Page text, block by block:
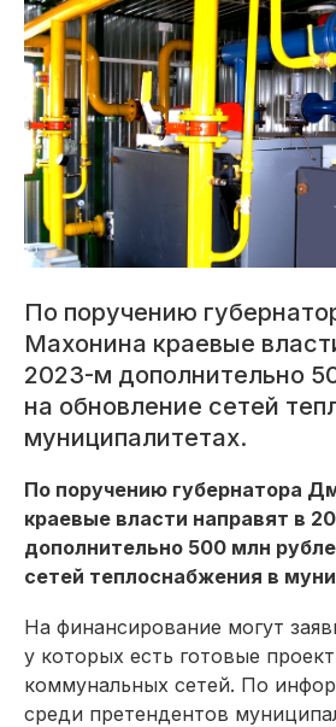
По поручению
Махонина краевые
2023-м дополнительно
на обновление сетей
муниципалитетах.
По поручению губернатора
краевые власти направят в
дополнительно 500 млн
сетей теплоснабжения в
На финансирование могут
у которых есть готовые
коммунальных сетей. По
среди претендентов